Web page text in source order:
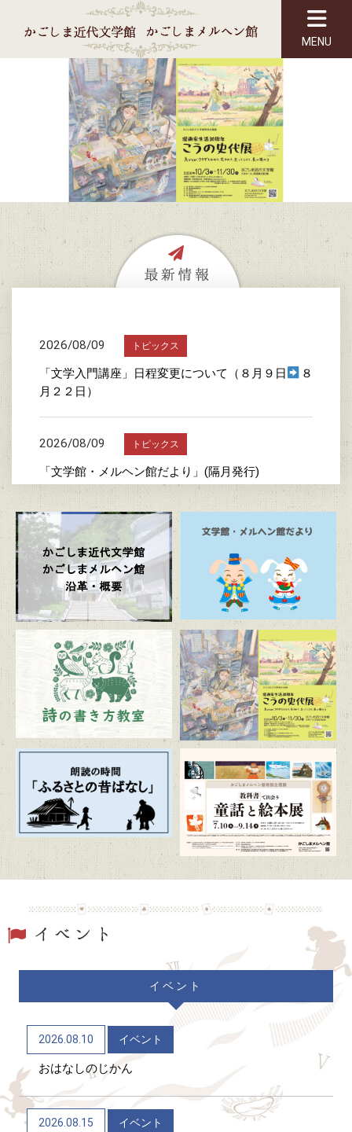
MENU
2026/08/09 トピックス
「文学入門講座」日程変更について（８月９日
８
月２２日）
2026/08/09 トピックス
「文学館・メルヘン館だより」(隔月発行)
2026/08/08 トピックス
メルヘン館の混雑状況（団体予約状況）について
2026/07/24 トピックス
詩の書き方教室
2026/07/23 トピックス
かごしま近代文学館特別企画展 「漫画家生活30周
年 こうの史代展 鳥がとび、ウサギもはねて、花
ゆれて、走ってこけて、長い道のり～かごしまスペ
シャルエディション～」
2026/07/20 トピックス
朗読の時間「ふるさとの昔ばなし」
駐車場および周辺道路混雑のお知らせ
トピックス
かごしまメルヘン館特別企画展「教科書で出会う童
話と絵本展」（7/10～9/14）
2026/06/04
かごしま近代文学館 企画展「Let’s go to the
mountains！～作家×山～」（12/9～R9/6/21）
イベント
2026.08.10 イベント
おはなしのじかん
2026.08.15 イベント